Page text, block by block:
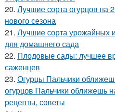
20. Лучшие сорта огурцов на
нового сезона
21. Лучшие сорта урожайных
для домашнего сада
22. Плодовые сады: лучшее
саженцев
23. Огурцы Пальчики
огурцов Пальчики оближешь
рецепты, советы